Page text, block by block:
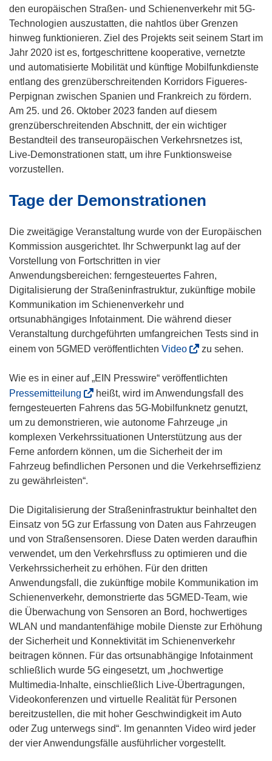
f
f
n
e
t
i
n
n
e
u
e
e
)
den europäischen Straßen- und Schienenverkehr mit 5G-
Technologien auszustatten, die nahtlos über Grenzen
hinweg funktionieren. Ziel des Projekts seit seinem Start im
Jahr 2020 ist es, fortgeschrittene kooperative, vernetzte
und automatisierte Mobilität und künftige Mobilfunkdienste
entlang des grenzüberschreitenden Korridors Figueres-
Perpignan zwischen Spanien und Frankreich zu fördern.
Am 25. und 26. Oktober 2023 fanden auf diesem
grenzüberschreitenden Abschnitt, der ein wichtiger
Bestandteil des transeuropäischen Verkehrsnetzes ist,
Live-Demonstrationen statt, um ihre Funktionsweise
vorzustellen.
Tage der Demonstrationen
Die zweitägige Veranstaltung wurde von der Europäischen
Kommission ausgerichtet. Ihr Schwerpunkt lag auf der
Vorstellung von Fortschritten in vier
Anwendungsbereichen: ferngesteuertes Fahren,
Digitalisierung der Straßeninfrastruktur, zukünftige mobile
Kommunikation im Schienenverkehr und
ortsunabhängiges Infotainment. Die während dieser
Veranstaltung durchgeführten umfangreichen Tests sind in
einem von 5GMED veröffentlichten Video(
f
f
n
e
t
i
n
u
e
m
F
e
n
s
e
r
)
zu sehen.
Wie es in einer auf „EIN Presswire“ veröffentlichten
Pressemitteilung
ö
f
f
n
e
t
n
n
e
u
e
m
F
e
n
s
t
e
r
)
heißt, wird im Anwendungsfall des
ferngesteuerten Fahrens das 5G-Mobilfunknetz genutzt,
um zu demonstrieren, wie autonome Fahrzeuge „in
komplexen Verkehrssituationen Unterstützung aus der
Ferne anfordern können, um die Sicherheit der im
Fahrzeug befindlichen Personen und die Verkehrseffizienz
zu gewährleisten“.
Die Digitalisierung der Straßeninfrastruktur beinhaltet den
Einsatz von 5G zur Erfassung von Daten aus Fahrzeugen
und von Straßensensoren. Diese Daten werden daraufhin
verwendet, um den Verkehrsfluss zu optimieren und die
Verkehrssicherheit zu erhöhen. Für den dritten
Anwendungsfall, die zukünftige mobile Kommunikation im
Schienenverkehr, demonstrierte das 5GMED-Team, wie
die Überwachung von Sensoren an Bord, hochwertiges
WLAN und mandantenfähige mobile Dienste zur Erhöhung
der Sicherheit und Konnektivität im Schienenverkehr
beitragen können. Für das ortsunabhängige Infotainment
schließlich wurde 5G eingesetzt, um „hochwertige
Multimedia-Inhalte, einschließlich Live-Übertragungen,
Videokonferenzen und virtuelle Realität für Personen
bereitzustellen, die mit hoher Geschwindigkeit im Auto
oder Zug unterwegs sind“. Im genannten Video wird jeder
der vier Anwendungsfälle ausführlicher vorgestellt.